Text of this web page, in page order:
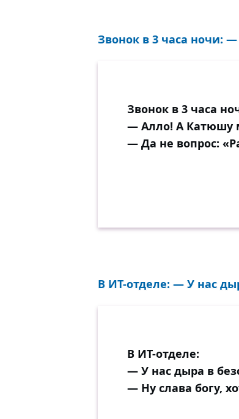
Звонок в 3 часа ночи:
Звонок в 3 часа
— Алло! А Катюшу
— Да не вопрос:
В ИТ-отделе: — У нас
В ИТ-отделе:
— У нас дыра в
— Ну слава богу,